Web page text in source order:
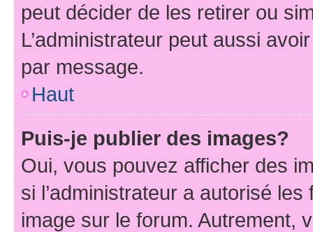
peut décider de les retirer ou
L’administrateur peut aussi
par message.
Haut
Puis-je publier des images?
Oui, vous pouvez afficher des
si l’administrateur a autorisé
image sur le forum. Autrement,